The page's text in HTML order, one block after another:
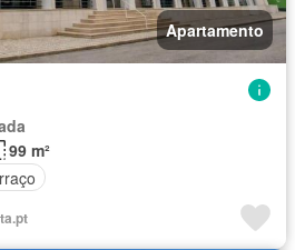
Apartamento
99 m²